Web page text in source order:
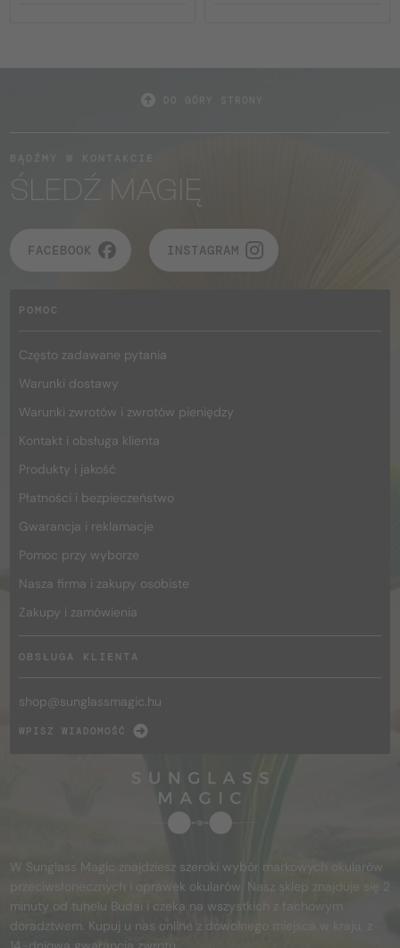
ŚLEDŹ MAGIĘ
FACEBOOK INSTAGRAM
POMOC
Często zadawane pytania
Warunki dostawy
Warunki zwrotów i zwrotów pieniędzy
Kontakt i obsługa klienta
Produkty i jakość
Płatności i bezpieczeństwo
Gwarancja i reklamacje
Pomoc przy wyborze
Nasza firma i zakupy osobiste
Zakupy i zamówienia
OBSŁUGA KLIENTA
shop@sunglassmagic.hu
WPISZ WIADOMOŚĆ
W Sunglass Magic znajdziesz szeroki wybór markowych okularów
przeciwsłonecznych i oprawek okularów. Nasz sklep znajduje się 2
minuty od tunelu Budai i czeka na wszystkich z fachowym
doradztwem. Kupuj u nas online z dowolnego miejsca w kraju, z